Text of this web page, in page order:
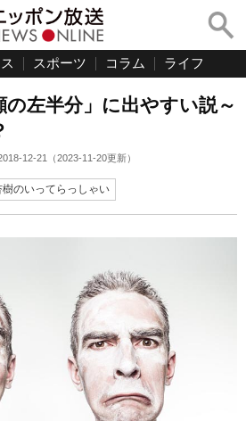
スポーツ コラム ライフ
の左半分」に出やすい説～
12-21 （2023-11-20更新）
樹のいってらっしゃい